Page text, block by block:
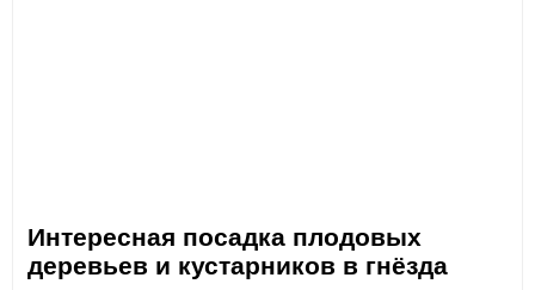
Интересная посадка плодовых
деревьев и кустарников в гнёзда